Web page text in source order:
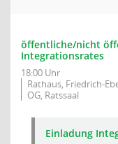
öffentliche/nicht
Integrationsrates
18:00 Uhr
Rathaus, Friedrich-
OG, Ratssaal
Einladung